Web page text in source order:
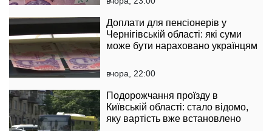
Доплати для пенсіонерів у
Чернігівській області: які суми
може бути нараховано українцям
вчора, 22:00
Подорожчання проїзду в
Київській області: стало відомо,
яку вартість вже встановлено